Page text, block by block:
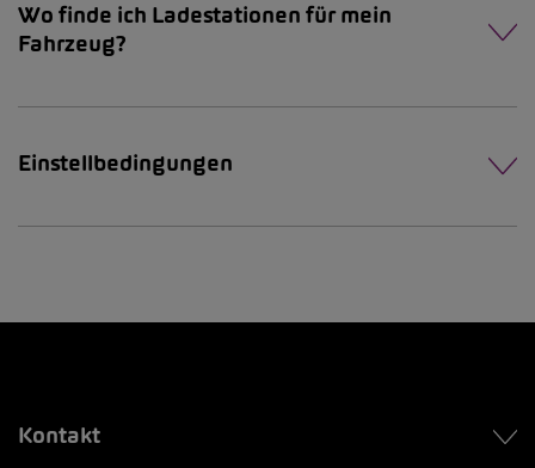
Wo finde ich Ladestationen für mein
Fahrzeug?
Einstellbedingungen
Kontakt